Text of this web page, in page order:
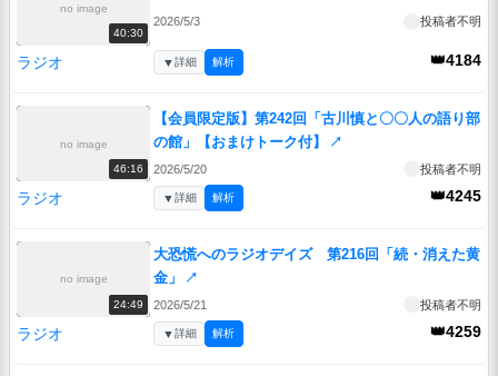
no image
40:30
2026/5/3 投稿者不明
ラジオ 👑4184
▼詳細 解析
no image
46:16
【会員限定版】第242回「古川慎と〇〇人の語り部
の館」【おまけトーク付】
↗
2026/5/20 投稿者不明
ラジオ 👑4245
▼詳細 解析
no image
24:49
大恐慌へのラジオデイズ 第216回「続・消えた黄
金」
↗
2026/5/21 投稿者不明
ラジオ 👑4259
▼詳細 解析